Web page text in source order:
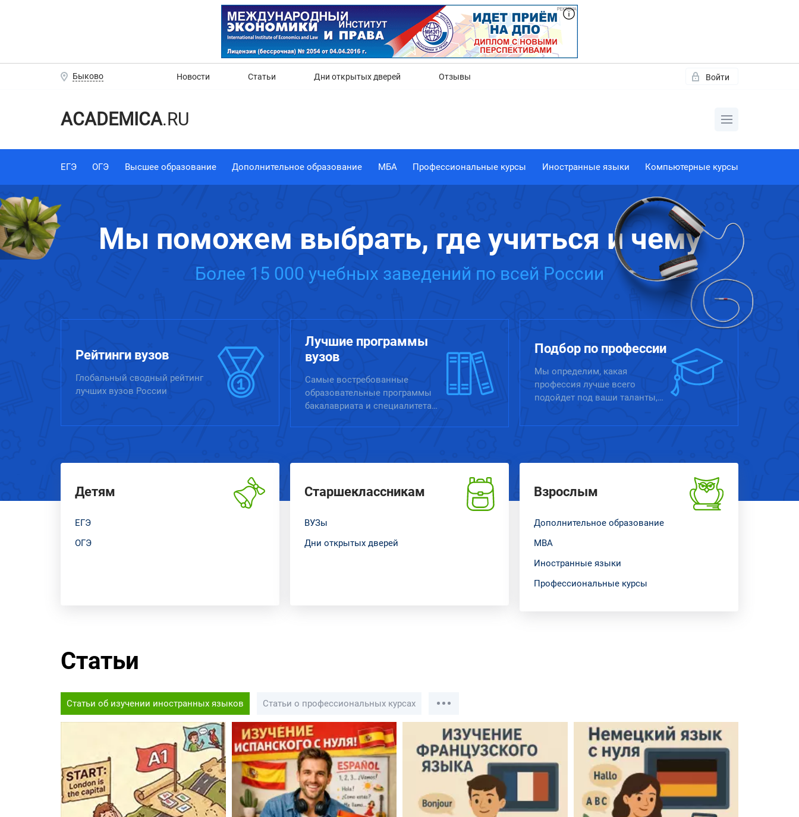
Быково Новости Статьи Дни открытых дверей Отзывы Войти
ACADEMICA.RU
ЕГЭ ОГЭ Высшее образование Дополнительное образование МБА Профессиональные курсы Иностранные языки Компьютерные курсы
Мы поможем выбрать, где учиться и чему
Более 15 000 учебных заведений по всей России
Рейтинги вузов
Глобальный сводный рейтинг
лучших вузов России
Лучшие программы
вузов
Самые востребованные
образовательные программы
бакалавриата и специалитета
Подбор по профессии
Мы определим, какая
профессия лучше всего
подойдет под ваши таланты,
опыт
Детям
ЕГЭ
ОГЭ
Старшеклассникам
ВУЗы
Дни открытых дверей
Взрослым
Дополнительное образование
МВА
Иностранные языки
Профессиональные курсы
Статьи
Статьи об изучении иностранных языков Статьи о профессиональных курсах
Нет